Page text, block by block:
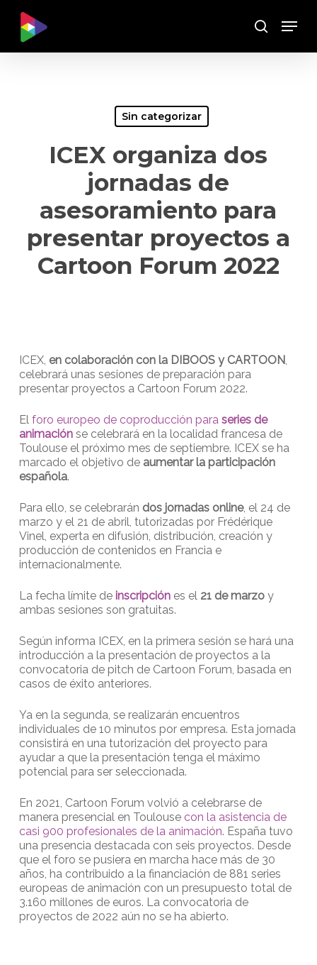
main
Buscar
Menu
Sin categorizar
ICEX organiza dos
jornadas de
asesoramiento para
presentar proyectos a
Cartoon Forum 2022
ICEX, en colaboración con la DIBOOS y CARTOON,
celebrará unas sesiones de preparación para
presentar proyectos a Cartoon Forum 2022.
Elforo europeo de coproducción para series de
animaciónse celebrará en la localidad francesa de
Toulouse el próximo mes de septiembre. ICEX se ha
marcado el objetivo de aumentar la participación
española.
Para ello, se celebrarán dos jornadas online, el 24 de
marzo y el 21 de abril, tutorizadas por Frédérique
Vinel, experta en difusión, distribución, creación y
producción de contenidos en Francia e
internacionalmente.
La fecha límite de inscripciónes el21 de marzoy
ambas sesiones son gratuitas.
Según informa ICEX, en la primera sesión se hará una
introducción a la presentación de proyectos a la
convocatoria de pitch de Cartoon Forum, basada en
casos de éxito anteriores.
Ya en la segunda, se realizarán encuentros
individuales de 10 minutos por empresa. Esta jornada
consistirá en una tutorización del proyecto para
ayudar a que la presentación tenga el máximo
potencial para ser seleccionada.
En 2021, Cartoon Forum volvió a celebrarse de
manera presencial en Toulousecon la asistencia de
casi 900 profesionales de la animación. España tuvo
una presencia destacada con seis proyectos. Desde
que el foro se pusiera en marcha hace más de 30
años, ha contribuido a la financiación de 881 series
europeas de animación con un presupuesto total de
3.160 millones de euros. La convocatoria de
proyectos de 2022 aún no se ha abierto.